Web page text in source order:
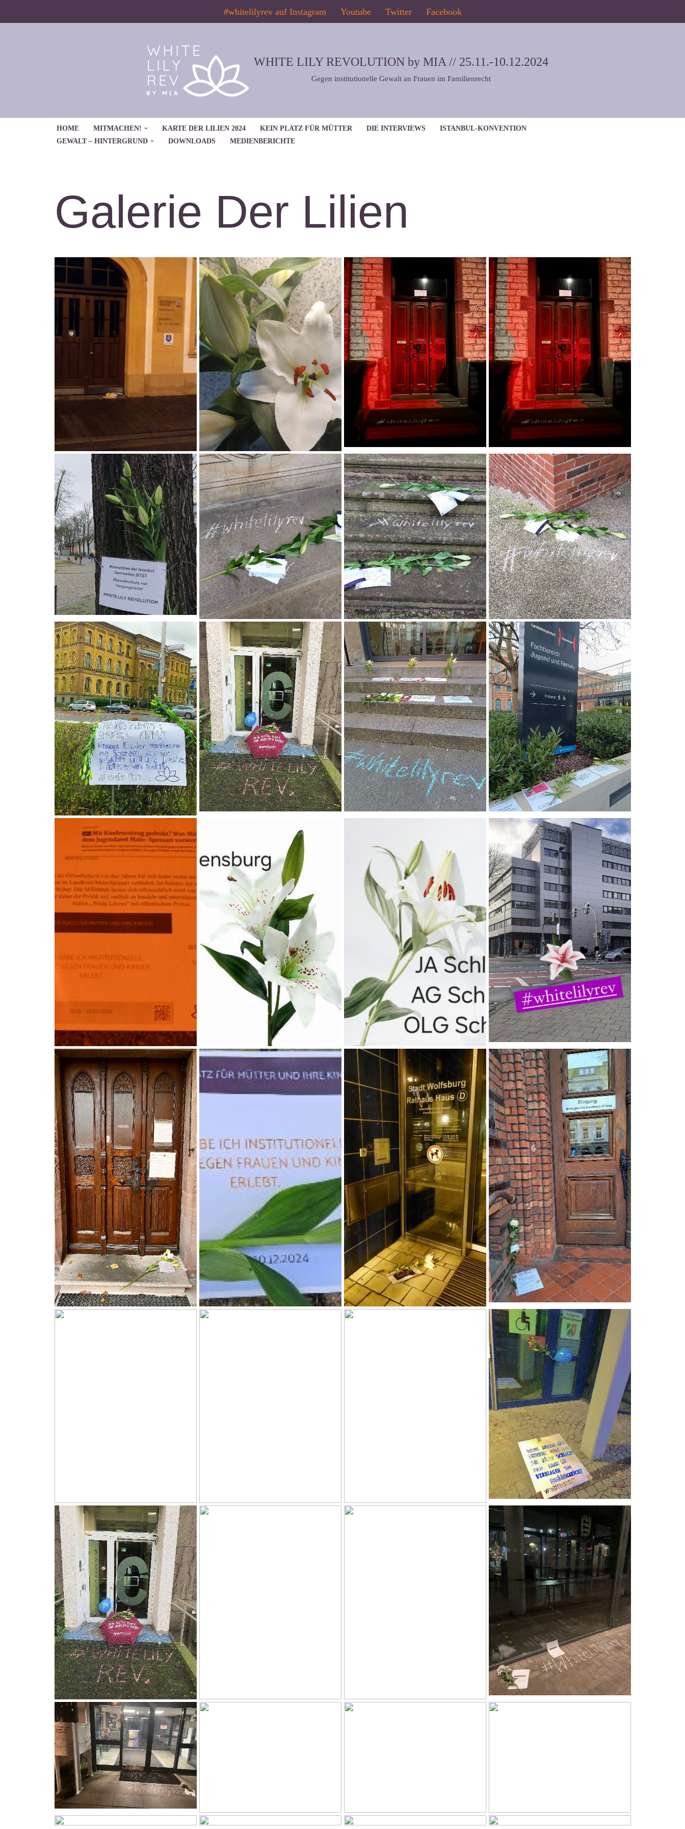
#whitelilyrev auf Instagram Youtube Twitter Facebook
WHITE LILY REVOLUTION by MIA // 25.11.-10.12.2024
Gegen institutionelle Gewalt an Frauen im Familienrecht
HOME MITMACHEN! KARTE DER LILIEN 2024 KEIN PLATZ FÜR MÜTTER DIE INTERVIEWS
ISTANBUL-KONVENTION
GEWALT – HINTERGRUND
DOWNLOADS MEDIENBERICHTE
Galerie Der Lilien